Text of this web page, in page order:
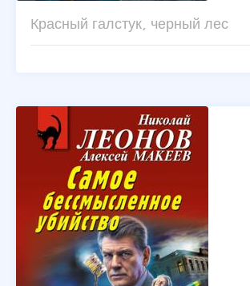
Красный галстук, черный лес